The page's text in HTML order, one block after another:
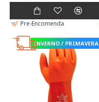
Pre-Encomenda
INVERNO / PRIMAVERA